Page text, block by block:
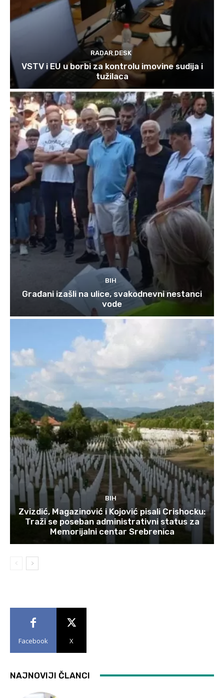
RADAR DESK
VSTV i EU u borbi za kontrolu imovine sudija i
tužilaca
BIH
Građani izašli na ulice, svakodnevni nestanci
vode
BIH
Zvizdić, Magazinović i Kojović pisali Crishocku:
Traži se poseban administrativni status za
Memorijalni centar Srebrenica
Facebook X
NAJNOVIJI ČLANCI